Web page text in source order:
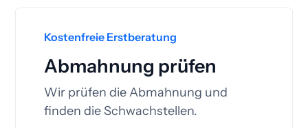
Kostenfreie Erstberatung
Abmahnung prüfen
Wir prüfen die Abmahnung und
finden die Schwachstellen.